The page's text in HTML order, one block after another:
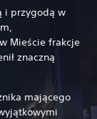
i przygodą w
Mieście frakcje
znaczną
mającego